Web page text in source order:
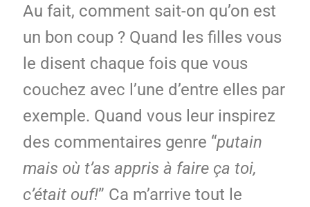
Au fait, comment sait-on qu’on est
un bon coup ? Quand les filles vous
le disent chaque fois que vous
couchez avec l’une d’entre elles par
exemple. Quand vous leur inspirez
des commentaires genre “putain
mais où t’as appris à faire ça toi,
c’était ouf!” Ca m’arrive tout le